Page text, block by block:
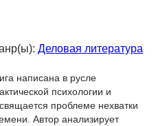
Деловая литература
написана в русле
психологии и
проблеме нехватки
Автор анализирует